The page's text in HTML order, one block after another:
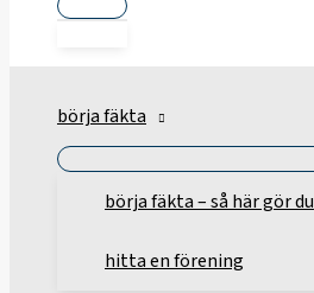
börja fäkta
börja fäkta – så här gör du
hitta en förening